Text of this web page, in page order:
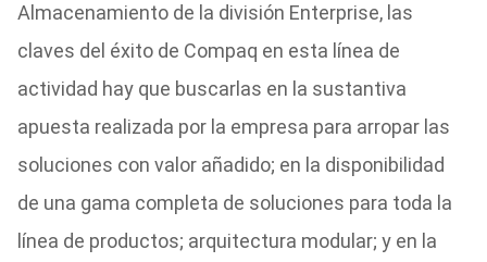
Almacenamiento de la división Enterprise, las
claves del éxito de Compaq en esta línea de
actividad hay que buscarlas en la sustantiva
apuesta realizada por la empresa para arropar las
soluciones con valor añadido; en la disponibilidad
de una gama completa de soluciones para toda la
línea de productos; arquitectura modular; y en la